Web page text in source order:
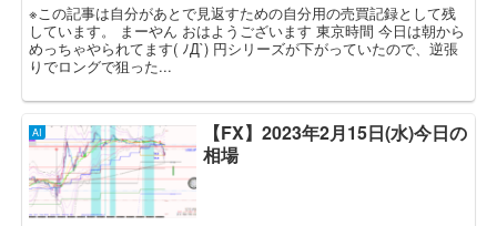
※この記事は自分があとで見返すための自分用の売買記録として残
しています。 まーやん おはようございます 東京時間 今日は朝から
めっちゃやられてます( ﾉД`) 円シリーズが下がっていたので、逆張
りでロングで狙った...
AI
【FX】2023年2月15日(水)今日の
相場